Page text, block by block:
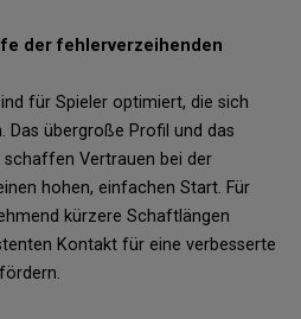
der fehlerverzeihenden
für Spieler optimiert, die sich
Das übergroße Profil und das
Vertrauen bei der
hohen, einfachen Start. Für
kürzere Schaftlängen
Kontakt für eine verbesserte